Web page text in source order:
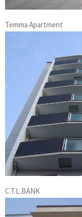
Temma Apartment
C.T.L.BANK